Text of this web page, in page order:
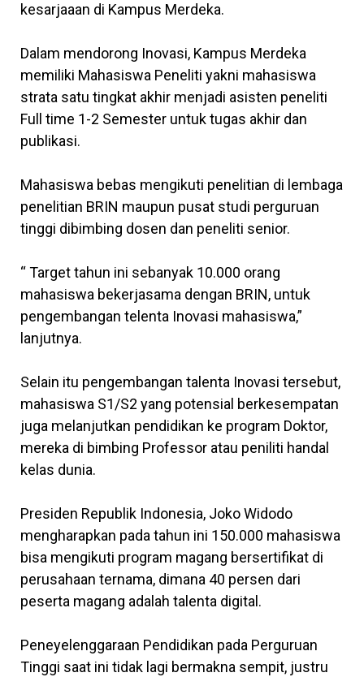
kesarjaaan di Kampus Merdeka.
Dalam mendorong Inovasi, Kampus Merdeka
memiliki Mahasiswa Peneliti yakni mahasiswa
strata satu tingkat akhir menjadi asisten peneliti
Full time 1-2 Semester untuk tugas akhir dan
publikasi.
Mahasiswa bebas mengikuti penelitian di lembaga
penelitian BRIN maupun pusat studi perguruan
tinggi dibimbing dosen dan peneliti senior.
“ Target tahun ini sebanyak 10.000 orang
mahasiswa bekerjasama dengan BRIN, untuk
pengembangan telenta Inovasi mahasiswa,”
lanjutnya.
Selain itu pengembangan talenta Inovasi tersebut,
mahasiswa S1/S2 yang potensial berkesempatan
juga melanjutkan pendidikan ke program Doktor,
mereka di bimbing Professor atau peniliti handal
kelas dunia.
Presiden Republik Indonesia, Joko Widodo
mengharapkan pada tahun ini 150.000 mahasiswa
bisa mengikuti program magang bersertifikat di
perusahaan ternama, dimana 40 persen dari
peserta magang adalah talenta digital.
Peneyelenggaraan Pendidikan pada Perguruan
Tinggi saat ini tidak lagi bermakna sempit, justru